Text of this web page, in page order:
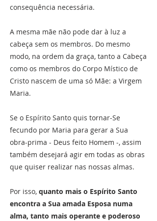
consequência necessária.
A mesma mãe não pode dar à luz a
cabeça sem os membros. Do mesmo
modo, na ordem da graça, tanto a Cabeça
como os membros do Corpo Místico de
Cristo nascem de uma só Mãe: a Virgem
Maria.
Se o Espírito Santo quis tornar-Se
fecundo por Maria para gerar a Sua
obra-prima - Deus feito Homem -, assim
também desejará agir em todas as obras
que quiser realizar nas nossas almas.
Por isso, quanto mais o Espírito Santo
encontra a Sua amada Esposa numa
alma, tanto mais operante e poderoso